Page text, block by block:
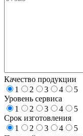
Качество продукции
1
2 3 4
5
Уровень сервиса
1
2 3 4
5
Срок изготовления
1
2 3 4
5